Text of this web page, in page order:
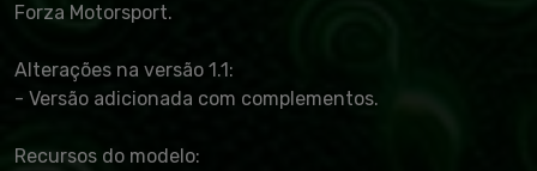
Forza Motorsport.
Alterações na versão 1.1:
- Versão adicionada com complementos.
Recursos do modelo: